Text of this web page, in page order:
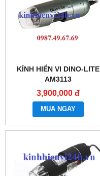
KÍNH HIỂN VI DINO-LITE
AM3113
3,900,000 đ
MUA NGAY